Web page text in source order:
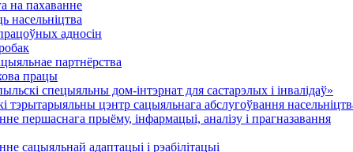
на пахаванне
насельніцтва
адносін
партнёрства
працы
спецыяльны дом-інтэрнат для састарэлых і інвалідаў»
тэрытарыяльны цэнтр сацыяльнага абслугоўвання
першаснага прыёму, інфармацыі, аналізу і прагназавання
сацыяльнай адаптацыі і рэабілітацыі